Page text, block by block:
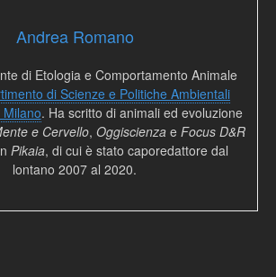
Andrea Romano
di Etologia e Comportamento Animale
di Scienze e Politiche Ambientali
Milano. Ha scritto di animali ed evoluzione
e Cervello, Oggiscienzae Focus D&R
Pikaia, di cui è stato caporedattore dal
lontano 2007 al 2020.